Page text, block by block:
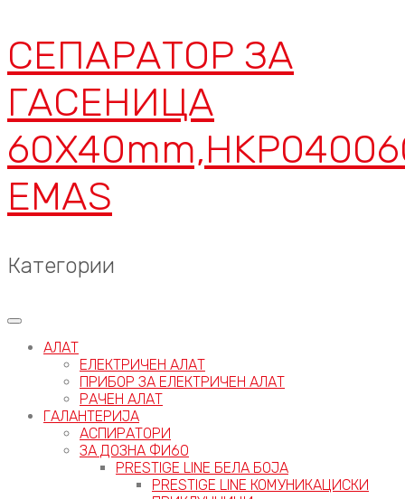
СЕПАРАТОР ЗА
ГАСЕНИЦА
EMAS
Категории
АЛАТ
ЕЛЕКТРИЧЕН АЛАТ
ПРИБОР ЗА ЕЛЕКТРИЧЕН АЛАТ
РАЧЕН АЛАТ
ГАЛАНТЕРИЈА
АСПИРАТОРИ
ЗА ДОЗНА ФИ60
PRESTIGE LINE БЕЛА БОЈА
PRESTIGE LINE КОМУНИКАЦИСКИ